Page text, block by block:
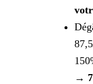
→